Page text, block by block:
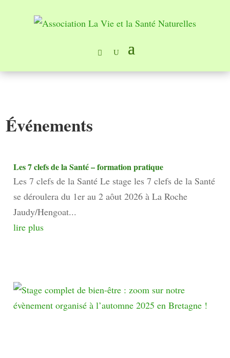
Événements
Les 7 clefs de la Santé – formation pratique
Les 7 clefs de la Santé Le stage les 7 clefs de la Santé
se déroulera du 1er au 2 aôut 2026 à La Roche
Jaudy/Hengoat...
lire plus